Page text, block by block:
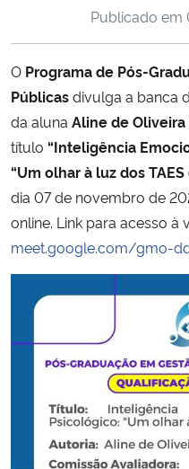
Ministério da Cidadania
Ministério de Minas e Energia
Ministério da Ciência, Tecnologia,
Ministério do Meio Ambiente
Ministério do Turismo
Ministério do Desenvolvimento
Controladoria-Geral da União
Ministério da Mulher, da Família e
Secretaria-Geral
Publicado em
O Programa de Pós-
Públicasdivulga a banca
da aluna Aline de Oliveira
título “Inteligência
“Um olhar à luz dos TAES
dia 07 de novembro de
online. Link para acesso à
meet.google.com/gmo-